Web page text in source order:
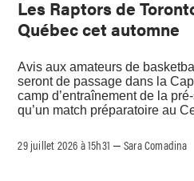
Les Raptors de
Québec cet automne
Avis aux amateurs de
seront de passage dans la
camp d’entraînement de la
qu’un match préparatoire au
29 juillet 2026 à 15h31 –Sara Comadina